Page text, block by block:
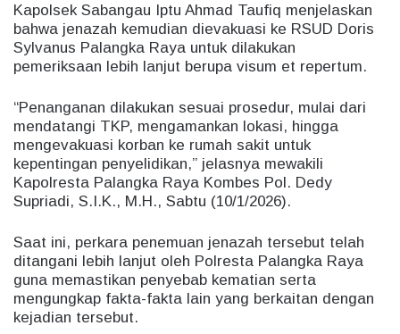
Kapolsek Sabangau Iptu Ahmad Taufiq menjelaskan
bahwa jenazah kemudian dievakuasi ke RSUD Doris
Sylvanus Palangka Raya untuk dilakukan
pemeriksaan lebih lanjut berupa visum et repertum.
“Penanganan dilakukan sesuai prosedur, mulai dari
mendatangi TKP, mengamankan lokasi, hingga
mengevakuasi korban ke rumah sakit untuk
kepentingan penyelidikan,” jelasnya mewakili
Kapolresta Palangka Raya Kombes Pol. Dedy
Supriadi, S.I.K., M.H., Sabtu (10/1/2026).
Saat ini, perkara penemuan jenazah tersebut telah
ditangani lebih lanjut oleh Polresta Palangka Raya
guna memastikan penyebab kematian serta
mengungkap fakta-fakta lain yang berkaitan dengan
kejadian tersebut.